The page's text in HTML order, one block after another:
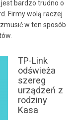
bardzo trudno o
Firmy wolą raczej
w ten sposób
TP-Link
odświeża
szereg
urządzeń z
rodziny
Kasa